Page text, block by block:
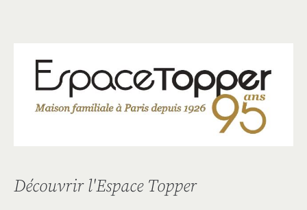
Découvrir l'Espace Topper